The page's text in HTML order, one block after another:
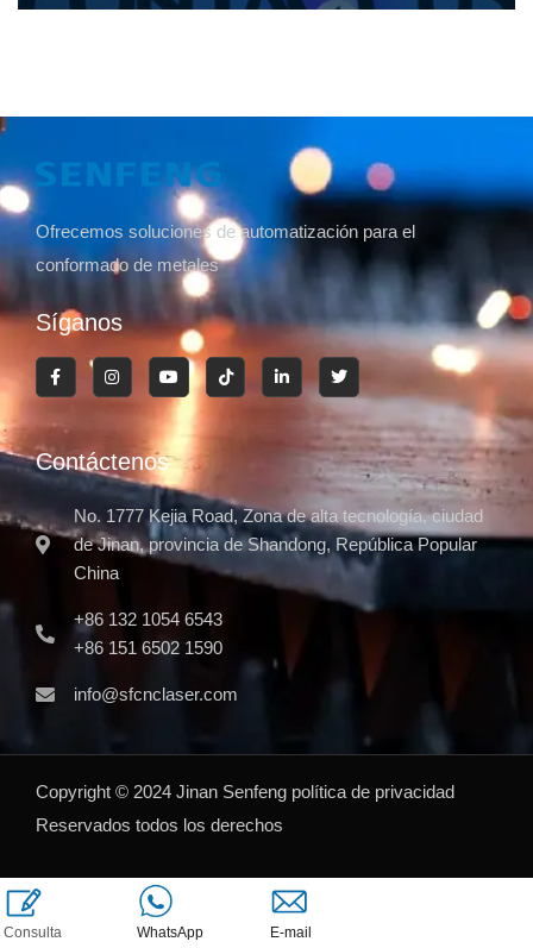
Ofrecemos soluciones de automatización para el
conformado de metales
Síganos
Contáctenos
No. 1777 Kejia Road, Zona de alta tecnología, ciudad
de Jinan, provincia de Shandong, República Popular
China
+86 132 1054 6543
+86 151 6502 1590
info@sfcnclaser.com
Copyright © 2024 Jinan Senfeng política de privacidad
Reservados todos los derechos
Consulta WhatsApp E-mail